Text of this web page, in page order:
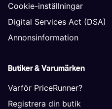
Cookie-inställningar
Digital Services Act (DSA)
Annonsinformation
Butiker & Varumärken
Varför PriceRunner?
Registrera din butik